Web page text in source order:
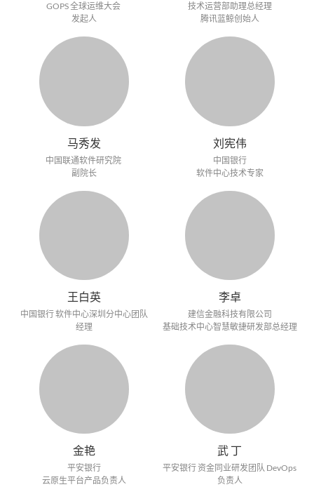
GOPS 全球运维大会
发起人
技术运营部助理总经理
腾讯蓝鲸创始人
马秀发
中国联通软件研究院
副院长
刘宪伟
中国银行
软件中心技术专家
王白英
中国银行 软件中心深圳分中心团队
经理
李卓
建信金融科技有限公司
基础技术中心智慧敏捷研发部总经理
金艳
平安银行
云原生平台产品负责人
武 丁
平安银行 资金同业研发团队 DevOps
负责人